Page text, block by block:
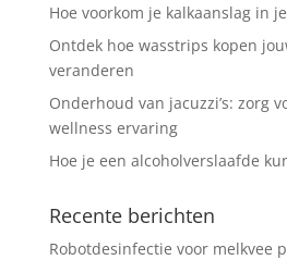
Hoe voorkom je kalkaanslag in
Ontdek hoe wasstrips kopen
veranderen
Onderhoud van jacuzzi’s: zorg
wellness ervaring
Hoe je een alcoholverslaafde
Recente berichten
Robotdesinfectie voor melkvee